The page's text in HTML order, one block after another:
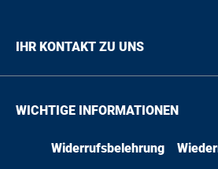
IHR KONTAKT ZU UNS
WICHTIGE INFORMATIONEN
Widerrufsbelehrung